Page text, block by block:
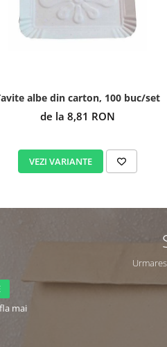
albe din carton, 100 buc/set
de la 8,81 RON
VEZI VARIANTE
mai